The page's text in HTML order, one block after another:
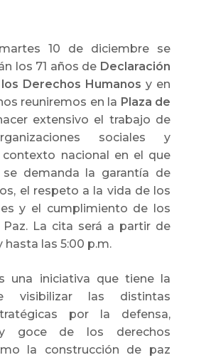
10 de diciembre se
los 71 años de Declaración
Derechos Humanos y en
reuniremos en la Plaza de
extensivo el trabajo de
sociales y
nacional en el que
se demanda la garantía de
el respeto a la vida de los
y el cumplimiento de los
La cita será a partir de
hasta las 5:00 p.m.
una iniciativa que tiene la
visibilizar las distintas
por la defensa,
goce de los derechos
la construcción de paz